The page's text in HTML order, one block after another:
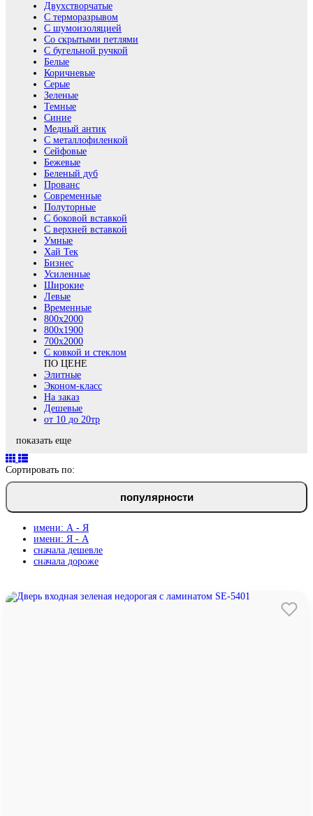
Двухстворчатые
С терморазрывом
С шумоизоляцией
Со скрытыми петлями
С бугельной ручкой
Белые
Коричневые
Серые
Зеленые
Темные
Синие
Медный антик
С металлофиленкой
Сейфовые
Бежевые
Беленый дуб
Прованс
Современные
Полуторные
С боковой вставкой
С верхней вставкой
Умные
Хай Тек
Бизнес
Усиленные
Широкие
Левые
Временные
800х2000
800x1900
700x2000
С ковкой и стеклом
ПО ЦЕНЕ
Элитные
Эконом-класс
На заказ
Дешевые
от 10 до 20тр
показать еще
Сортировать по:
популярности
имени: А - Я
имени: Я - А
сначала дешевле
сначала дороже